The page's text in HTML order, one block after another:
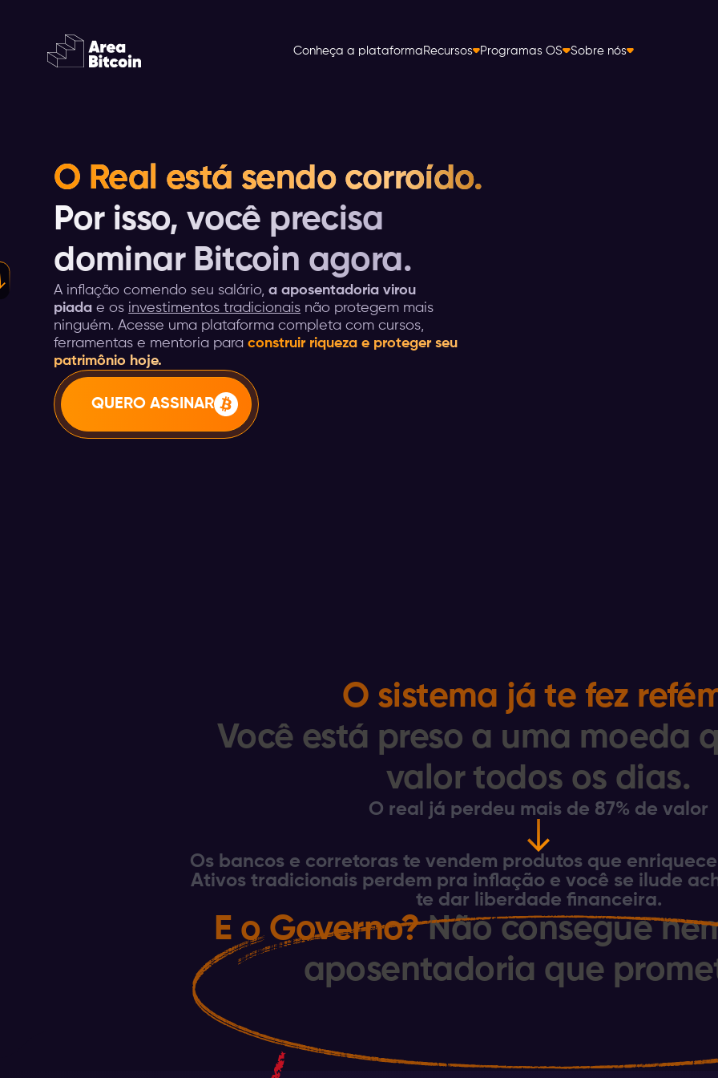
Conheça a plataforma Recursos Programas OS Sobre nós
O Real está sendo corroído.
Por isso, você precisa
dominar Bitcoin agora.
A inflação comendo seu salário,a aposentadoria virou
piadae os investimentos tradicionais não protegem mais
ninguém. Acesse uma plataforma completa com cursos,
ferramentas e mentoria paraconstruir riqueza e proteger seu
patrimônio hoje.
QUERO ASSINAR
O sistema já te fez
Você está preso a uma moeda
valor todos os dias.
O real já perdeu mais de 87% de valor
Os bancos e corretoras te vendem produtos que
Ativos tradicionais perdem pra inflação e você se ilude
te dar liberdade financeira.
E o Governo?Não consegue
aposentadoria que